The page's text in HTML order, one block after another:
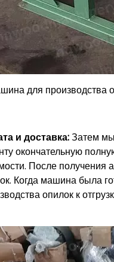
для производства
и доставка:Затем мы
окончательную
После получения
Когда машина была
опилок к